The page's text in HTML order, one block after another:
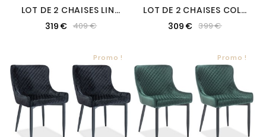
LOT DE 2 CHAISES LINA
QUALITÉ, COULEUR
319 € 409 €
LOT DE 2 CHAISES COLB
QUALITÉ, COULEUR
309 € 399 €
Promo ! Promo !